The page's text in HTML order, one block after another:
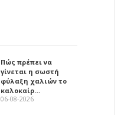
Πώς πρέπει να
γίνεται η σωστή
φύλαξη χαλιών το
καλοκαίρ…
06-08-2026